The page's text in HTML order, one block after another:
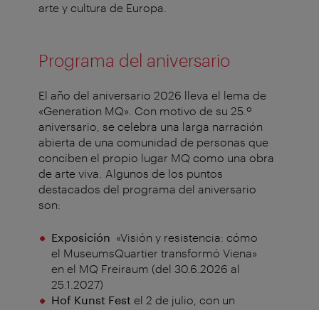
arte y cultura de Europa.
Programa del aniversario
El año del aniversario 2026 lleva el lema de
«Generation MQ». Con motivo de su 25.º
aniversario, se celebra una larga narración
abierta de una comunidad de personas que
conciben el propio lugar MQ como una obra
de arte viva. Algunos de los puntos
destacados del programa del aniversario
son:
Exposición «Visión y resistencia: cómo
el MuseumsQuartier transformó Viena»
en el MQ Freiraum (del 30.6.2026 al
25.1.2027)
Hof Kunst Fest el 2 de julio, con un